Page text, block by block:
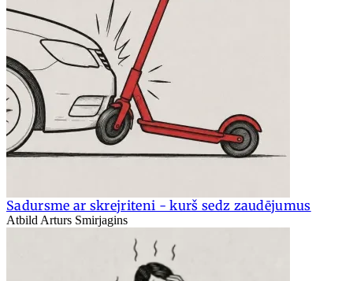
Sadursme ar skrejriteni - kurš sedz zaudējumus
Atbild Arturs Smirjagins